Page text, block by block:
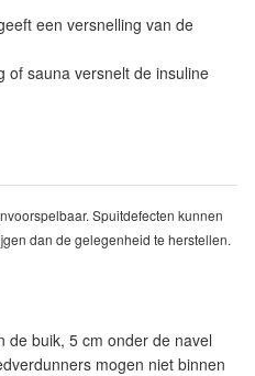
een versnelling van de
of sauna versnelt de insuline
Spuitdefecten kunnen
dan de gelegenheid te herstellen.
de buik, 5 cm onder de navel
mogen niet binnen